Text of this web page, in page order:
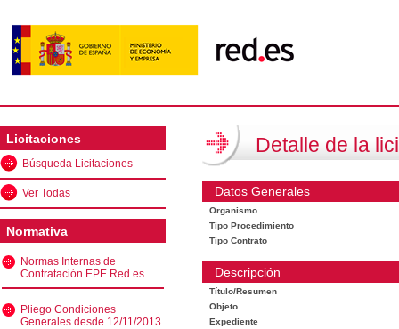
Licitaciones
Búsqueda Licitaciones
Ver Todas
Normativa
Normas Internas de
Contratación EPE Red.es
Pliego Condiciones
Generales desde 12/11/2013
Detalle de la
Datos Generales
Organismo
Tipo Procedimiento
Tipo Contrato
Descripción
Título/Resumen
Objeto
Expediente